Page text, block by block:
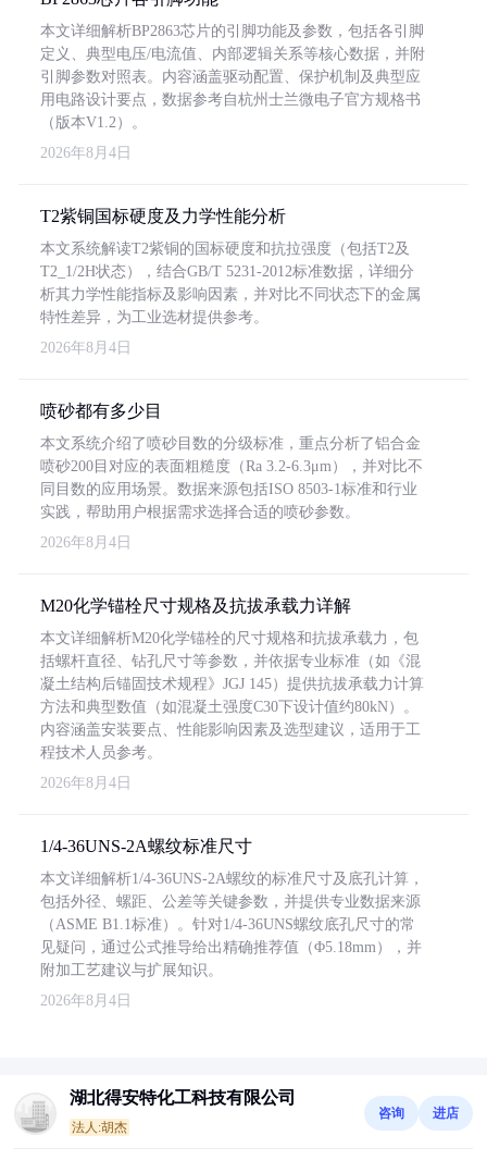
本文详细解析BP2863芯片的引脚功能及参数，包括各引脚
定义、典型电压/电流值、内部逻辑关系等核心数据，并附
引脚参数对照表。内容涵盖驱动配置、保护机制及典型应
用电路设计要点，数据参考自杭州士兰微电子官方规格书
（版本V1.2）。
2026年8月4日
T2紫铜国标硬度及力学性能分析
本文系统解读T2紫铜的国标硬度和抗拉强度（包括T2及
T2_1/2H状态），结合GB/T 5231-2012标准数据，详细分
析其力学性能指标及影响因素，并对比不同状态下的金属
特性差异，为工业选材提供参考。
2026年8月4日
喷砂都有多少目
本文系统介绍了喷砂目数的分级标准，重点分析了铝合金
喷砂200目对应的表面粗糙度（Ra 3.2-6.3μm），并对比不
同目数的应用场景。数据来源包括ISO 8503-1标准和行业
实践，帮助用户根据需求选择合适的喷砂参数。
2026年8月4日
M20化学锚栓尺寸规格及抗拔承载力详解
本文详细解析M20化学锚栓的尺寸规格和抗拔承载力，包
括螺杆直径、钻孔尺寸等参数，并依据专业标准（如《混
凝土结构后锚固技术规程》JGJ 145）提供抗拔承载力计算
方法和典型数值（如混凝土强度C30下设计值约80kN）。
内容涵盖安装要点、性能影响因素及选型建议，适用于工
程技术人员参考。
2026年8月4日
1/4-36UNS-2A螺纹标准尺寸
本文详细解析1/4-36UNS-2A螺纹的标准尺寸及底孔计算，
包括外径、螺距、公差等关键参数，并提供专业数据来源
（ASME B1.1标准）。针对1/4-36UNS螺纹底孔尺寸的常
见疑问，通过公式推导给出精确推荐值（Φ5.18mm），并
附加工艺建议与扩展知识。
2026年8月4日
湖北得安特化工科技有限公司
法人:胡杰
咨询 进店